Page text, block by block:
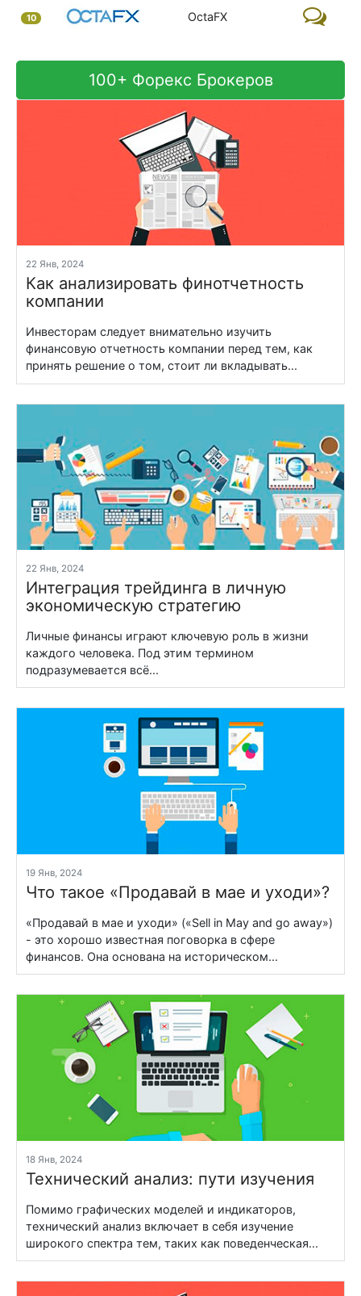
10 OctaFX
100+ Форекс Брокеров
22 Янв, 2024
Как анализировать финотчетность
компании
Инвесторам следует внимательно изучить
финансовую отчетность компании перед тем, как
принять решение о том, стоит ли вкладывать...
22 Янв, 2024
Интеграция трейдинга в личную
экономическую стратегию
Личные финансы играют ключевую роль в жизни
каждого человека. Под этим термином
подразумевается всё...
19 Янв, 2024
Что такое «Продавай в мае и уходи»?
«Продавай в мае и уходи» («Sell in May and go away»)
- это хорошо известная поговорка в сфере
финансов. Она основана на историческом...
18 Янв, 2024
Технический анализ: пути изучения
Помимо графических моделей и индикаторов,
технический анализ включает в себя изучение
широкого спектра тем, таких как поведенческая...